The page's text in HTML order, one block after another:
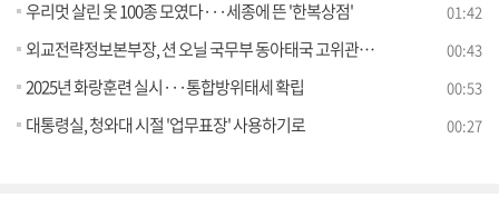
우리멋 살린 옷 100종 모였다···세종에 뜬 '한복상점' 01:42
외교전략정보본부장, 션 오닐 국무부 동아태국 고위관리 접견 00:43
2025년 화랑훈련 실시···통합방위태세 확립 00:53
대통령실, 청와대 시절 '업무표장' 사용하기로 00:27